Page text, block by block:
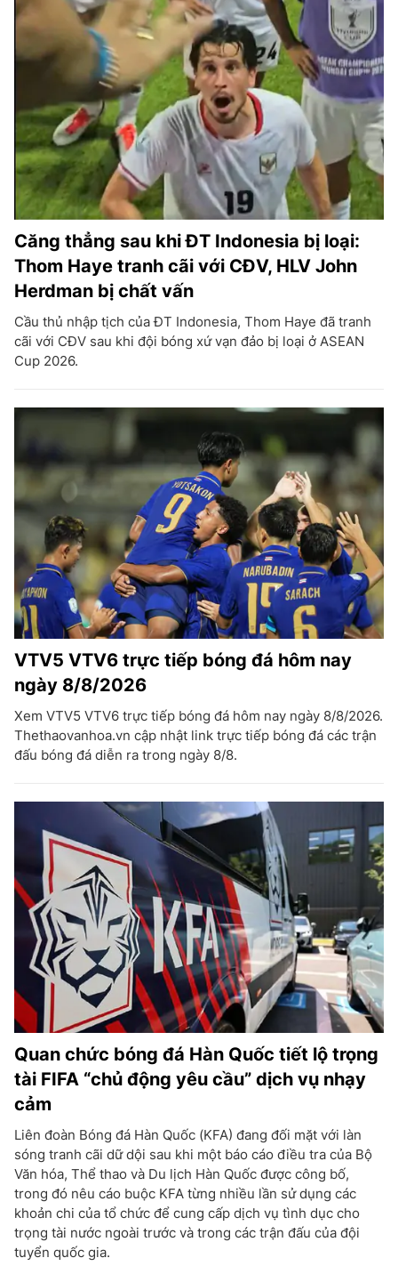
Căng thẳng sau khi ĐT Indonesia bị loại:
Thom Haye tranh cãi với CĐV, HLV John
Herdman bị chất vấn
Cầu thủ nhập tịch của ĐT Indonesia, Thom Haye đã tranh
cãi với CĐV sau khi đội bóng xứ vạn đảo bị loại ở ASEAN
Cup 2026.
VTV5 VTV6 trực tiếp bóng đá hôm nay
ngày 8/8/2026
Xem VTV5 VTV6 trực tiếp bóng đá hôm nay ngày 8/8/2026.
Thethaovanhoa.vn cập nhật link trực tiếp bóng đá các trận
đấu bóng đá diễn ra trong ngày 8/8.
Quan chức bóng đá Hàn Quốc tiết lộ trọng
tài FIFA “chủ động yêu cầu” dịch vụ nhạy
cảm
Liên đoàn Bóng đá Hàn Quốc (KFA) đang đối mặt với làn
sóng tranh cãi dữ dội sau khi một báo cáo điều tra của Bộ
Văn hóa, Thể thao và Du lịch Hàn Quốc được công bố,
trong đó nêu cáo buộc KFA từng nhiều lần sử dụng các
khoản chi của tổ chức để cung cấp dịch vụ tình dục cho
trọng tài nước ngoài trước và trong các trận đấu của đội
tuyển quốc gia.